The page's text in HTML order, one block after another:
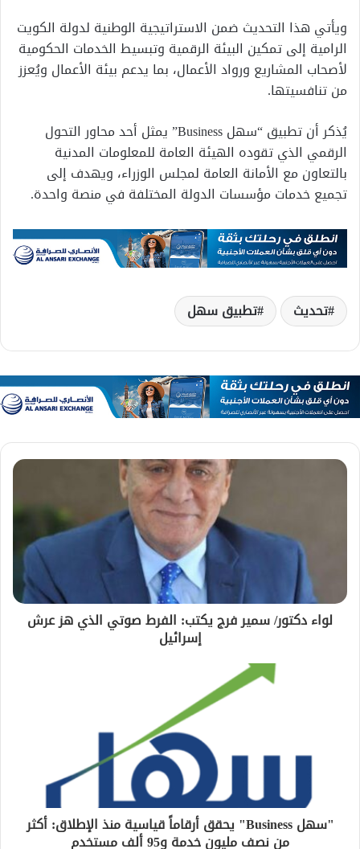
ويأتي هذا التحديث ضمن الاستراتيجية الوطنية لدولة الكويت
الرامية إلى تمكين البيئة الرقمية وتبسيط الخدمات الحكومية
لأصحاب المشاريع ورواد الأعمال، بما يدعم بيئة الأعمال ويُعزز
من تنافسيتها.
يُذكر أن تطبيق “سهل Business” يمثل أحد محاور التحول
الرقمي الذي تقوده الهيئة العامة للمعلومات المدنية
بالتعاون مع الأمانة العامة لمجلس الوزراء، ويهدف إلى
تجميع خدمات مؤسسات الدولة المختلفة في منصة واحدة.
تحديث تطبيق سهل
لواء دكتور/ سمير فرج يكتب: الفرط صوتي الذي هز عرش
إسرائيل
"سهل Business" يحقق أرقاماً قياسية منذ الإطلاق: أكثر
من نصف مليون خدمة و95 ألف مستخدم